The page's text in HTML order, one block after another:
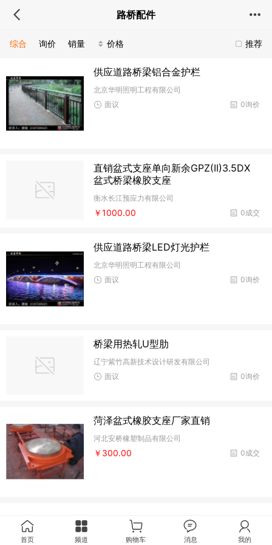
路桥配件
推荐
综合 询价 销量 价格
供应道路桥梁铝合金护栏
北京华明照明工程有限公司
0询价
面议
直销盆式支座单向新余GPZ(II)3.5DX
盆式桥梁橡胶支座
衡水长江预应力有限公司
0成交
￥1000.00
供应道路桥梁LED灯光护栏
北京华明照明工程有限公司
0询价
面议
桥梁用热轧U型肋
辽宁紫竹高新技术设计研发有限公司
0询价
面议
菏泽盆式橡胶支座厂家直销
河北安桥橡塑制品有限公司
0成交
￥300.00
首页 频道 购物车 消息 我的